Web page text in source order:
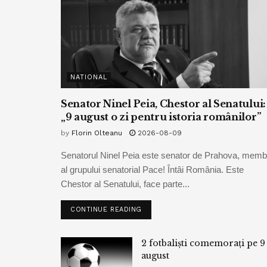
NATIONAL
Senator Ninel Peia, Chestor al Senatului:
„9 august o zi pentru istoria românilor”
by Florin Olteanu 2026-08-09
Senatorul Ninel Peia este senator de Prahova,
al grupului senatorial Pace! Întâi România. Este
Chestor al Senatului, face parte...
CONTINUE READING
2 fotbaliști comemorați pe 9
august